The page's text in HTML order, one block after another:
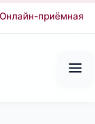
Онлайн-приёмная